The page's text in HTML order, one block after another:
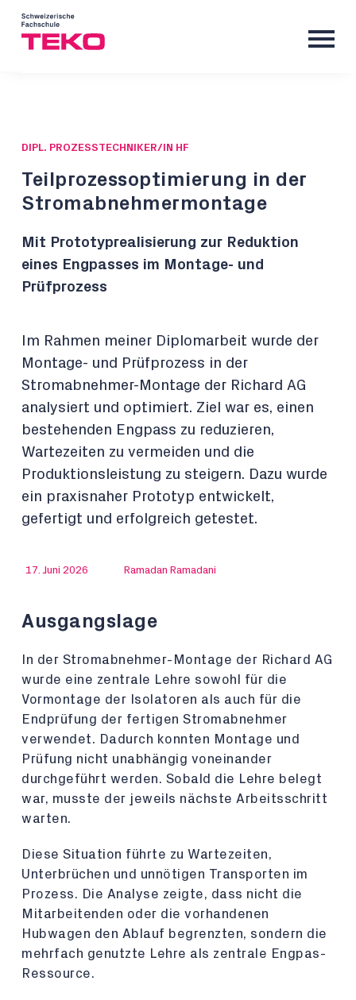
DIPL. PROZESSTECHNIKER/IN HF
Teilprozessoptimierung in der
Stromabnehmermontage
Mit Prototyprealisierung zur Reduktion
eines Engpasses im Montage- und
Prüfprozess
Im Rahmen meiner Diplomarbeit wurde der
Montage- und Prüfprozess in der
Stromabnehmer-Montage der Richard AG
analysiert und optimiert. Ziel war es, einen
bestehenden Engpass zu reduzieren,
Wartezeiten zu vermeiden und die
Produktionsleistung zu steigern. Dazu wurde
ein praxisnaher Prototyp entwickelt,
gefertigt und erfolgreich getestet.
17. Juni 2026 Ramadan Ramadani
Ausgangslage
In der Stromabnehmer-Montage der Richard AG
wurde eine zentrale Lehre sowohl für die
Vormontage der Isolatoren als auch für die
Endprüfung der fertigen Stromabnehmer
verwendet. Dadurch konnten Montage und
Prüfung nicht unabhängig voneinander
durchgeführt werden. Sobald die Lehre belegt
war, musste der jeweils nächste Arbeitsschritt
warten.
Diese Situation führte zu Wartezeiten,
Unterbrüchen und unnötigen Transporten im
Prozess. Die Analyse zeigte, dass nicht die
Mitarbeitenden oder die vorhandenen
Hubwagen den Ablauf begrenzten, sondern die
mehrfach genutzte Lehre als zentrale Engpas-
Ressource.